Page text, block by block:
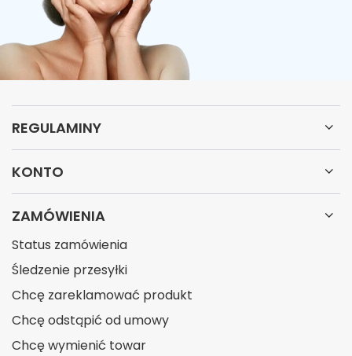
REGULAMINY
KONTO
ZAMÓWIENIA
Status zamówienia
Śledzenie przesyłki
Chcę zareklamować produkt
Chcę odstąpić od umowy
Chcę wymienić towar